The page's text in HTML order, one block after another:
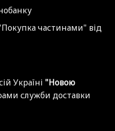
частинами" від
Україні "Новою
служби доставки